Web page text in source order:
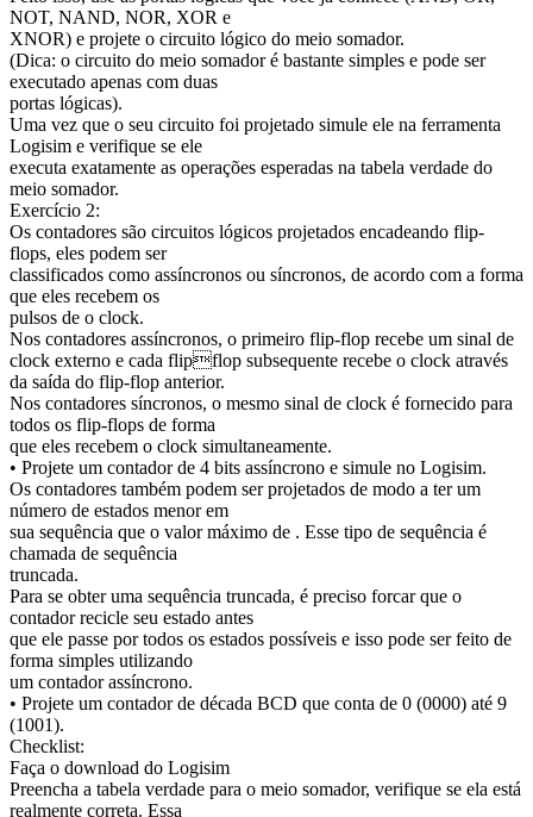
NOT, NAND, NOR, XOR e
XNOR) e projete o circuito lógico do meio somador.
(Dica: o circuito do meio somador é bastante simples e pode ser
executado apenas com duas
portas lógicas).
Uma vez que o seu circuito foi projetado simule ele na ferramenta
Logisim e verifique se ele
executa exatamente as operações esperadas na tabela verdade do
meio somador.
Exercício 2:
Os contadores são circuitos lógicos projetados encadeando flip-
flops, eles podem ser
classificados como assíncronos ou síncronos, de acordo com a forma
que eles recebem os
pulsos de o clock.
Nos contadores assíncronos, o primeiro flip-flop recebe um sinal de
clock externo e cada flipflop subsequente recebe o clock através
da saída do flip-flop anterior.
Nos contadores síncronos, o mesmo sinal de clock é fornecido para
todos os flip-flops de forma
que eles recebem o clock simultaneamente.
• Projete um contador de 4 bits assíncrono e simule no Logisim.
Os contadores também podem ser projetados de modo a ter um
número de estados menor em
sua sequência que o valor máximo de . Esse tipo de sequência é
chamada de sequência
truncada.
Para se obter uma sequência truncada, é preciso forcar que o
contador recicle seu estado antes
que ele passe por todos os estados possíveis e isso pode ser feito de
forma simples utilizando
um contador assíncrono.
• Projete um contador de década BCD que conta de 0 (0000) até 9
(1001).
Checklist:
Faça o download do Logisim
Preencha a tabela verdade para o meio somador, verifique se ela está
realmente correta. Essa